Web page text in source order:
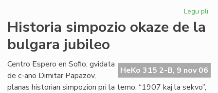
Legu pli
Historia simpozio okaze de la
bulgara jubileo
HeKo 315 2-B, 9 nov 06
Centro Espero en Soﬁo, gvidata
de c-ano Dimitar Papazov,
planas historian simpozion pri la temo: “1907 kaj la sekvo”,